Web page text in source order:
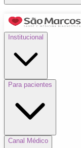
Institucional
Para pacientes
Canal Médico